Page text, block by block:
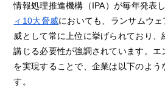
情報処理推進機構（IPA）が毎年発表
ィ10大脅威においても、ランサムウ
威として常に上位に挙げられており、
講じる必要性が強調されています。エ
を実現することで、企業は以下のよう
す。